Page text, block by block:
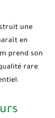
une
en
prend son
rare